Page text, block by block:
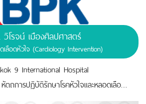
โรจน์ เมืองศิลปศาสตร์
ลือดหัวใจ (Cardiology Intervention)
9 International Hospital
เเพทย์เฉพาะทางด้าน: หัตถการปฏิบัติรักษาโรคหัวใจและหลอดเลือด, เปลี่ยนลิ้นหัวใจด้วยสายสวน, รักษาลิ่มเลือดอุดตันในปอดด้วยสายสวน, รักษาเส้นเลือดหัวใจตีบที่ซับซ้อนโดยไม่ต้องผ่าตัด,“ รักษาด้วยความเป็นเลิศด้านหัวใจ พร้อมด้วยความใส่ใจ และห่วงใยในสุขภาพของทุกคน”